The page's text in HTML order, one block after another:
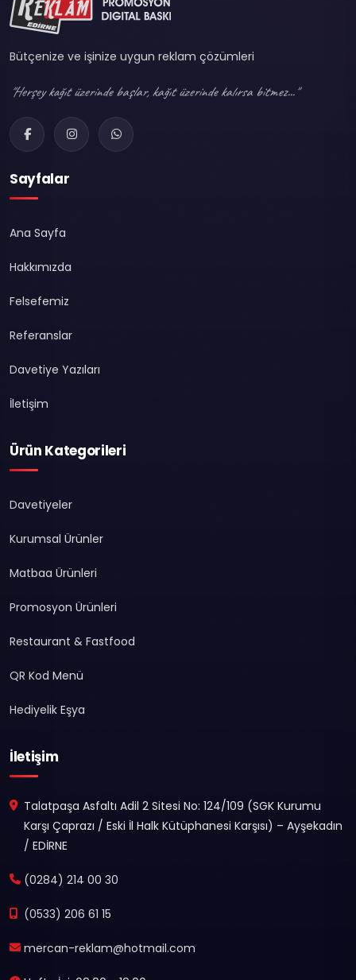
Bütçenize ve işinize uygun reklam çözümleri
"Herşey kağıt üzerinde başlar, kağıt üzerinde kalırsa bitmez..."
Sayfalar
Ana Sayfa
Hakkımızda
Felsefemiz
Referanslar
Davetiye Yazıları
İletişim
Ürün Kategorileri
Davetiyeler
Kurumsal Ürünler
Matbaa Ürünleri
Promosyon Ürünleri
Restaurant & Fastfood
QR Kod Menü
Hediyelik Eşya
İletişim
Talatpaşa Asfaltı Adil 2 Sitesi No: 124/109 (SGK Kurumu
Karşı Çaprazı / Eski İl Halk Kütüphanesi Karşısı) – Ayşekadın
/ EDİRNE
(0284) 214 00 30
(0533) 206 61 15
mercan-reklam@hotmail.com